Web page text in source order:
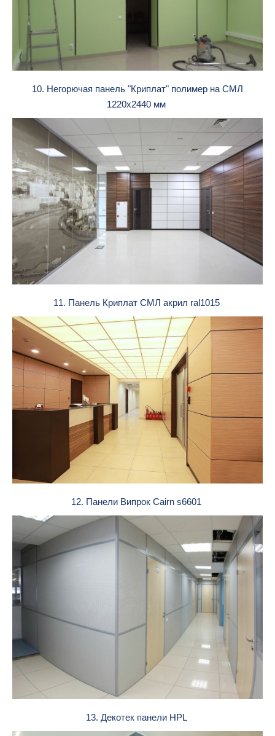
10. Негорючая панель "Криплат" полимер на СМЛ
1220х2440 мм
11. Панель Криплат СМЛ акрил ral1015
12. Панели Випрок Cairn s6601
13. Декотек панели HPL